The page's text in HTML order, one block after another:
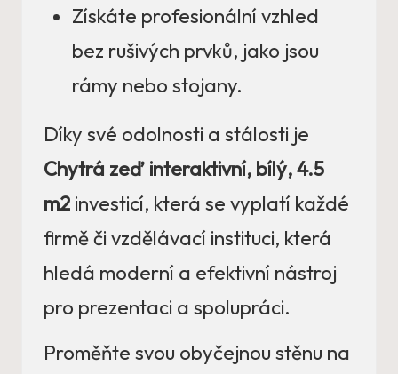
Získáte profesionální vzhled
bez rušivých prvků, jako jsou
rámy nebo stojany.
Díky své odolnosti a stálosti je
Chytrá zeď interaktivní, bílý, 4.5
m2 investicí, která se vyplatí každé
firmě či vzdělávací instituci, která
hledá moderní a efektivní nástroj
pro prezentaci a spolupráci.
Proměňte svou obyčejnou stěnu na